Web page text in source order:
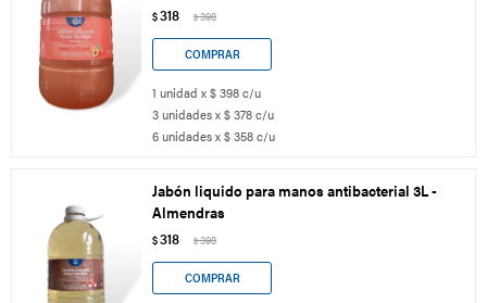
$318 $398
1 unidad x $ 398 c/u
3 unidades x $ 378 c/u
6 unidades x $ 358 c/u
Jabón liquido para manos antibacterial 3L -
Almendras
$318 $398